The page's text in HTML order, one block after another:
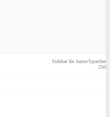
Sidebar für Autor/Sprecher
250